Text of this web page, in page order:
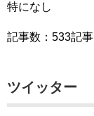
特になし
記事数：533記事
ツイッター